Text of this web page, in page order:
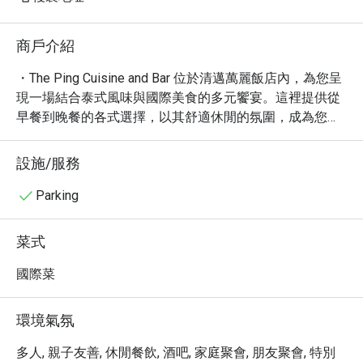
商戶介紹
・The Ping Cuisine and Bar 位於清邁萬麗飯店內，為您呈
現一場結合泰式風味與國際美食的多元饗宴。這裡提供從
早餐到晚餐的各式選擇，以其舒適休閒的氛圍，成為您享
受美食的理想場所，無論是獨自用餐、與摯友相聚，或是
闔家光臨，皆能在此找到愜意的用餐時光。
・憑藉 4.4 的高分評價與眾多好評，The Ping Cuisine and
Bar 以其精緻的泰式料理，如濃郁的泰式咖哩，和美味的
的特色菜餚，以及令人垂涎的各式小菜與精緻甜點。這裡
同時提供豐富的酒精飲品，包括精選啤酒、葡萄酒與創意
雞尾酒，為您的用餐體驗增添畫龍點睛之筆。
享受最高 5 折的驚喜優惠，讓您以超值的價格，盡情品嚐
由主廚團隊為您準備的美味佳餚。
設施/服務
Parking
菜式
國際菜
環境氣氛
多人, 親子友善, 休閒餐飲, 酒吧, 家庭聚會, 朋友聚會, 特別